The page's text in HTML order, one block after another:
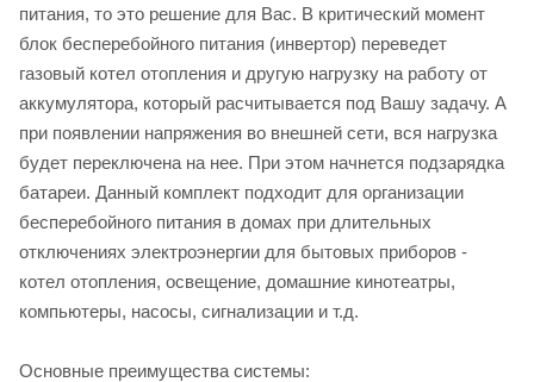
питания, то это решение для Вас. В критический момент
блок бесперебойного питания (инвертор) переведет
газовый котел отопления и другую нагрузку на работу от
аккумулятора, который расчитывается под Вашу задачу. А
при появлении напряжения во внешней сети, вся нагрузка
будет переключена на нее. При этом начнется подзарядка
батареи. Данный комплект подходит для организации
бесперебойного питания в домах при длительных
отключениях электроэнергии для бытовых приборов -
котел отопления, освещение, домашние кинотеатры,
компьютеры, насосы, сигнализации и т.д.
Основные преимущества системы: